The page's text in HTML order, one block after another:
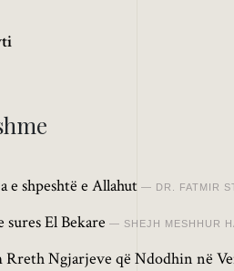
e shpeshtë e Allahut DR. FATMIR
El Bekare SHEJH MESHHUR
Ngjarjeve që Ndodhin në